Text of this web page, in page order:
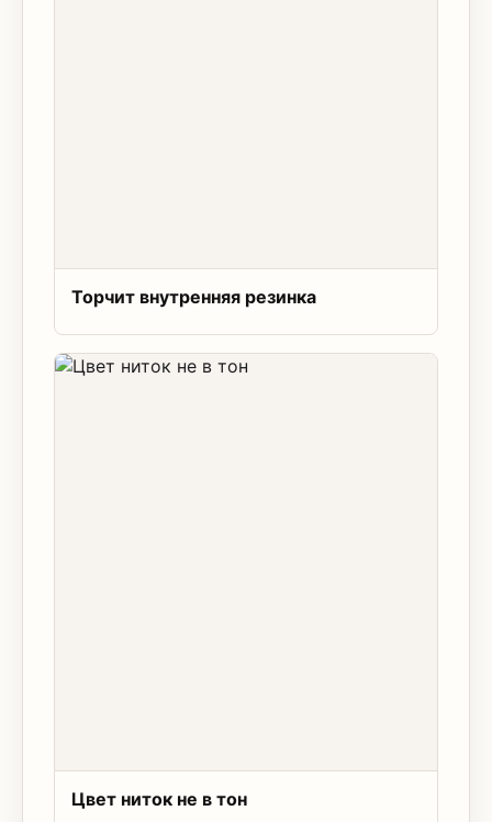
Торчит внутренняя резинка
Цвет ниток не в тон